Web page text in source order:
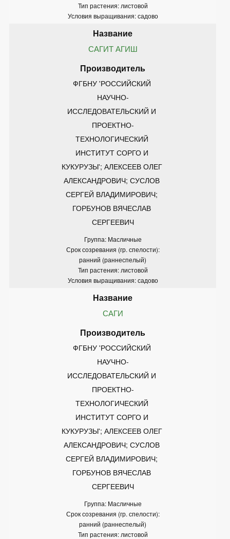
Тип растения: листовой
Условия выращивания: садово
САГИТ АГИШ
ФГБНУ 'РОССИЙСКИЙ
НАУЧНО-
ИССЛЕДОВАТЕЛЬСКИЙ И
ПРОЕКТНО-
ТЕХНОЛОГИЧЕСКИЙ
ИНСТИТУТ СОРГО И
КУКУРУЗЫ'; АЛЕКСЕЕВ ОЛЕГ
АЛЕКСАНДРОВИЧ; СУСЛОВ
СЕРГЕЙ ВЛАДИМИРОВИЧ;
ГОРБУНОВ ВЯЧЕСЛАВ
СЕРГЕЕВИЧ
Группа: Масличные
Срок созревания (гр. спелости):
ранний (раннеспелый)
Тип растения: листовой
Условия выращивания: садово
САГИ
ФГБНУ 'РОССИЙСКИЙ
НАУЧНО-
ИССЛЕДОВАТЕЛЬСКИЙ И
ПРОЕКТНО-
ТЕХНОЛОГИЧЕСКИЙ
ИНСТИТУТ СОРГО И
КУКУРУЗЫ'; АЛЕКСЕЕВ ОЛЕГ
АЛЕКСАНДРОВИЧ; СУСЛОВ
СЕРГЕЙ ВЛАДИМИРОВИЧ;
ГОРБУНОВ ВЯЧЕСЛАВ
СЕРГЕЕВИЧ
Группа: Масличные
Срок созревания (гр. спелости):
ранний (раннеспелый)
Тип растения: листовой